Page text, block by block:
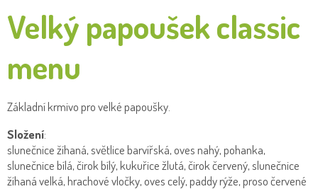
Velký papoušek classic
menu
Základní krmivo pro velké papoušky.
Složení:
slunečnice žíhaná, světlice barvířská, oves nahý, pohanka,
slunečnice bílá, čirok bílý, kukuřice žlutá, čirok červený, slunečnice
žíhaná velká, hrachové vločky, oves celý, paddy rýže, proso červené